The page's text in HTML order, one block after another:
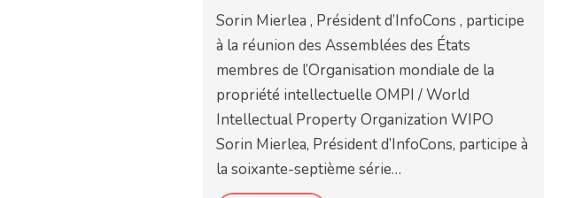
Sorin Mierlea , Président d’InfoCons , participe
à la réunion des Assemblées des États
membres de l’Organisation mondiale de la
propriété intellectuelle OMPI / World
Intellectual Property Organization WIPO
Sorin Mierlea, Président d’InfoCons, participe à
la soixante-septième série…